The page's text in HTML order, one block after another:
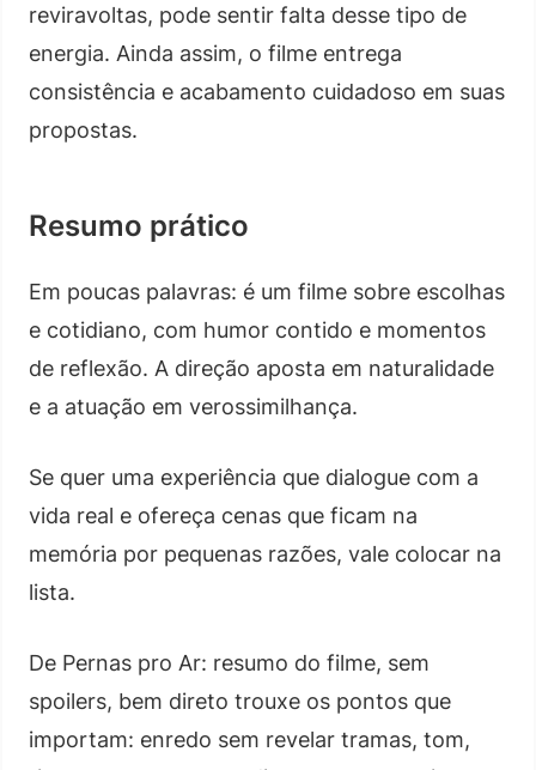
reviravoltas, pode sentir falta desse tipo de
energia. Ainda assim, o filme entrega
consistência e acabamento cuidadoso em suas
propostas.
Resumo prático
Em poucas palavras: é um filme sobre escolhas
e cotidiano, com humor contido e momentos
de reflexão. A direção aposta em naturalidade
e a atuação em verossimilhança.
Se quer uma experiência que dialogue com a
vida real e ofereça cenas que ficam na
memória por pequenas razões, vale colocar na
lista.
De Pernas pro Ar: resumo do filme, sem
spoilers, bem direto trouxe os pontos que
importam: enredo sem revelar tramas, tom,